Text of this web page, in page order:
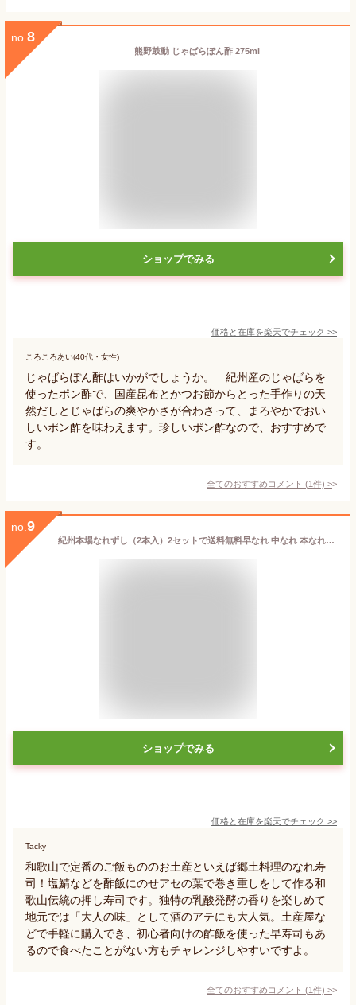
no. 8
熊野鼓動 じゃばらぽん酢 275ml
ショップでみる
価格と在庫を楽天でチェック >>
ころころあい(40代・女性)
じゃばらぽん酢はいかがでしょうか。 紀州産のじゃばらを
使ったポン酢で、国産昆布とかつお節からとった手作りの天
然だしとじゃばらの爽やかさが合わさって、まろやかでおい
しいポン酢を味わえます。珍しいポン酢なので、おすすめで
す。
全てのおすすめコメント (1件) >
no. 9
紀州本場なれずし（2本入）2セットで送料無料早なれ 中なれ 本なれからお選びください。なれ寿司 秋まつり 秋祭 和歌山の寿司 くされ寿司 鮨 サバ寿司 鯖 さば 鯖寿司
ショップでみる
価格と在庫を楽天でチェック >>
Tacky
和歌山で定番のご飯もののお土産といえば郷土料理のなれ寿
司！塩鯖などを酢飯にのせアセの葉で巻き重しをして作る和
歌山伝統の押し寿司です。独特の乳酸発酵の香りを楽しめて
地元では「大人の味」として酒のアテにも大人気。土産屋な
どで手軽に購入でき、初心者向けの酢飯を使った早寿司もあ
るので食べたことがない方もチャレンジしやすいですよ。
全てのおすすめコメント (1件) >